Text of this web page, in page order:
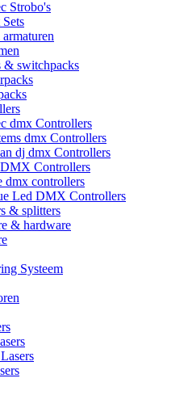
Strobo's
& switchpacks
dmx Controllers
dmx Controllers
dj dmx Controllers
Controllers
dmx controllers
Led DMX Controllers
& splitters
& hardware
Systeem